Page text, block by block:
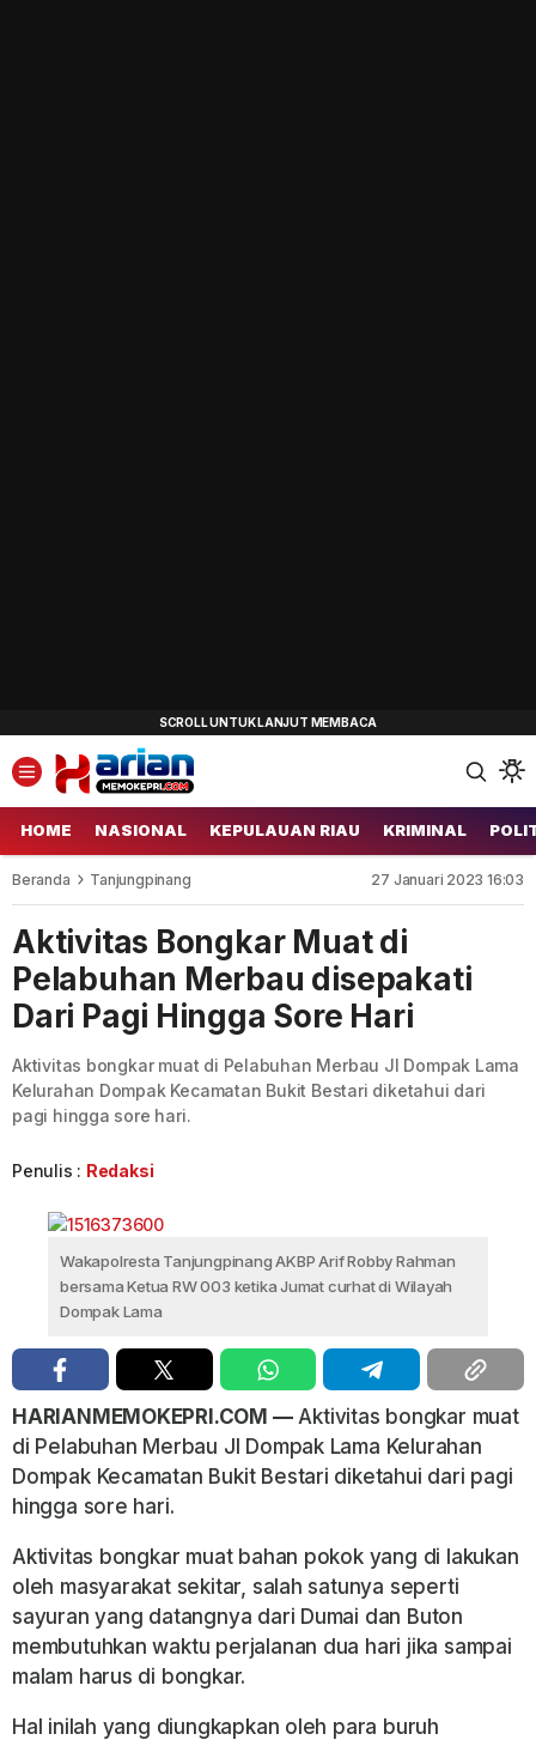
HOME NASIONAL KEPULAUAN RIAU KRIMINAL
Beranda Tanjungpinang 27 Januari 2023 16:03
Aktivitas Bongkar Muat di
Pelabuhan Merbau disepakati
Dari Pagi Hingga Sore Hari
Aktivitas bongkar muat di Pelabuhan Merbau Jl Dompak Lama
Kelurahan Dompak Kecamatan Bukit Bestari diketahui dari
pagi hingga sore hari.
Penulis : Redaksi
Wakapolresta Tanjungpinang AKBP Arif Robby Rahman
bersama Ketua RW 003 ketika Jumat curhat di Wilayah
Dompak Lama
HARIANMEMOKEPRI.COM —Aktivitas bongkar muat
di Pelabuhan Merbau Jl Dompak Lama Kelurahan
Dompak Kecamatan Bukit Bestari diketahui dari pagi
hingga sore hari.
Aktivitas bongkar muat bahan pokok yang di lakukan
oleh masyarakat sekitar, salah satunya seperti
sayuran yang datangnya dari Dumai dan Buton
membutuhkan waktu perjalanan dua hari jika sampai
malam harus di bongkar.
Hal inilah yang diungkapkan oleh para buruh